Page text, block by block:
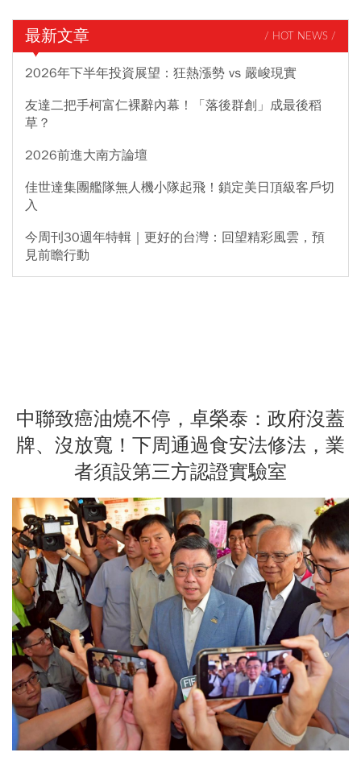
最新文章 / HOT NEWS /
2026年下半年投資展望：狂熱漲勢 vs 嚴峻現實
友達二把手柯富仁裸辭內幕！「落後群創」成最後稻
草？
2026前進大南方論壇
佳世達集團艦隊無人機小隊起飛！鎖定美日頂級客戶切
入
今周刊30週年特輯｜更好的台灣：回望精彩風雲，預
見前瞻行動
中聯致癌油燒不停，卓榮泰：政府沒蓋
牌、沒放寬！下周通過食安法修法，業
者須設第三方認證實驗室